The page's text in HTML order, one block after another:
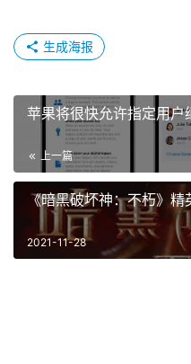
生成海报
苹果将很快允许指定用户
上一篇
《暗黑破坏神：不朽》
2021-11-28